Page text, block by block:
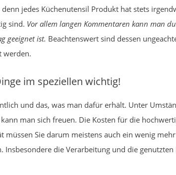
jedes Küchenutensil Produkt hat stets
sind. Vor allem langen Kommentaren kann man
geeignet ist. Beachtenswert sind dessen
werden.
im speziellen wichtig!
und das, was man dafür erhält. Unter
man sich freuen. Die Kosten für die
Sie darum meistens auch ein wenig
die Verarbeitung und die